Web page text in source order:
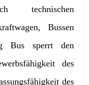
technischen
Bussen
Bus sperrt den
des
des